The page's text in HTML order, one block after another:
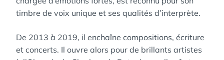
timbre de voix unique et ses qualités d’interprète.
De 2013 à 2019, il enchaîne compositions, écriture
et concerts. Il ouvre alors pour de brillants artistes